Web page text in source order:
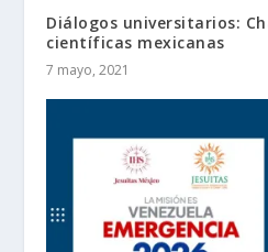
Diálogos universitarios:
científicas mexicanas
7 mayo, 2021